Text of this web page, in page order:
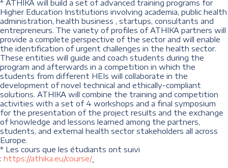
* ATHIKA will build a set of advanced training programs for
Higher Education Institutions involving academia, public health
administration, health business , startups, consultants and
entrepreneurs. The variety of profiles of ATHIKA partners will
provide a complete perspective of the sector and will enable
the identification of urgent challenges in the health sector.
These entities will guide and coach students during the
program and afterwards in a competition in which the
students from different HEIs will collaborate in the
development of novel technical and ethically-compliant
solutions. ATHIKA will combine the training and competition
activities with a set of 4 workshops and a final symposium
for the presentation of the project results and the exchange
of knowledge and lessons learned among the partners,
students, and external health sector stakeholders all across
Europe.
* Les cours que les étudiants ont suivi
: https://athika.eu/course/